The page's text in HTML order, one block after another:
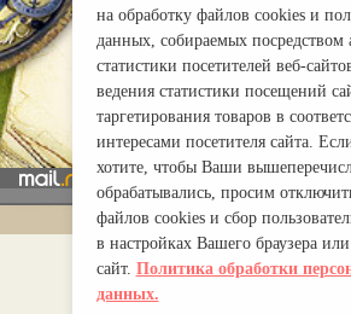
О нас
на обработку файлов cookies и
данных, собираемых посредством
статистики посетителей веб-
ведения статистики посещений
таргетирования товаров в
интересами посетителя сайта.
хотите, чтобы Ваши
обрабатывались, просим
файлов cookies и сбор
в настройках Вашего браузера
сайт. Политика обработки
данных.